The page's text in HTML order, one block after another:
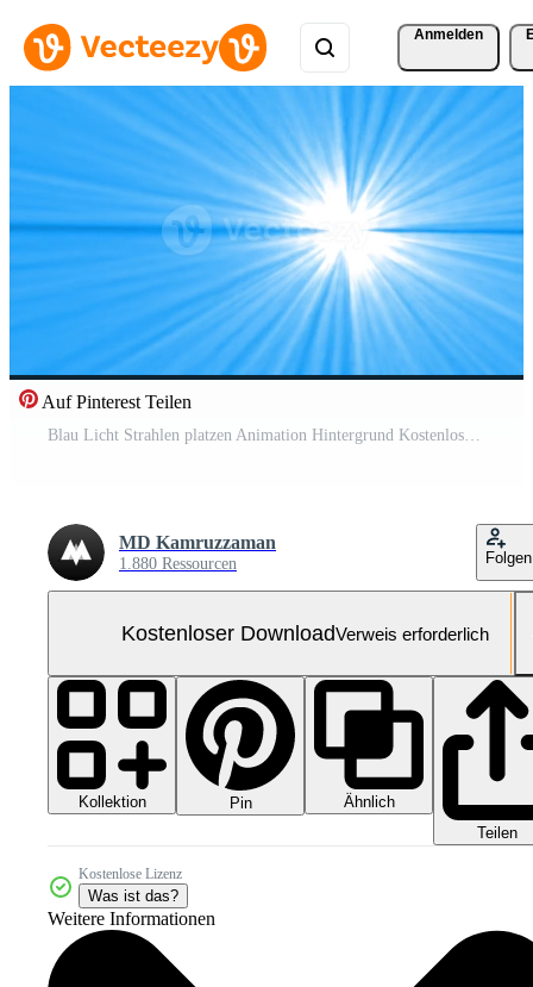
Anmelden
Auf Pinterest Teilen
Blau Licht Strahlen platzen Animation Hintergrund Kostenloses Video
MD Kamruzzaman
1.880 Ressourcen Folgen
Kostenloser DownloadVerweis erforderlich
Kollektion Pin
Ähnlich
Teilen
Kostenlose Lizenz
Was ist das?
Weitere Informationen